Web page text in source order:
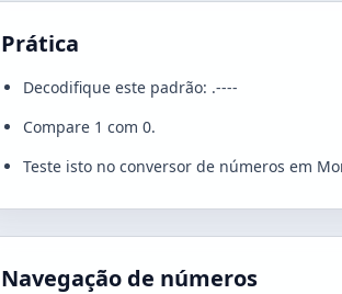
Prática
Decodifique este padrão: .----
Compare 1 com 0.
Teste isto no conversor de números em
Navegação de números